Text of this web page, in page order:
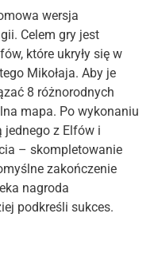
wersja
Celem gry jest
które ukryły się w
Mikołaja. Aby je
8 różnorodnych
mapa. Po wykonaniu
jednego z Elfów i
– skompletowanie
zakończenie
nagroda
podkreśli sukces.